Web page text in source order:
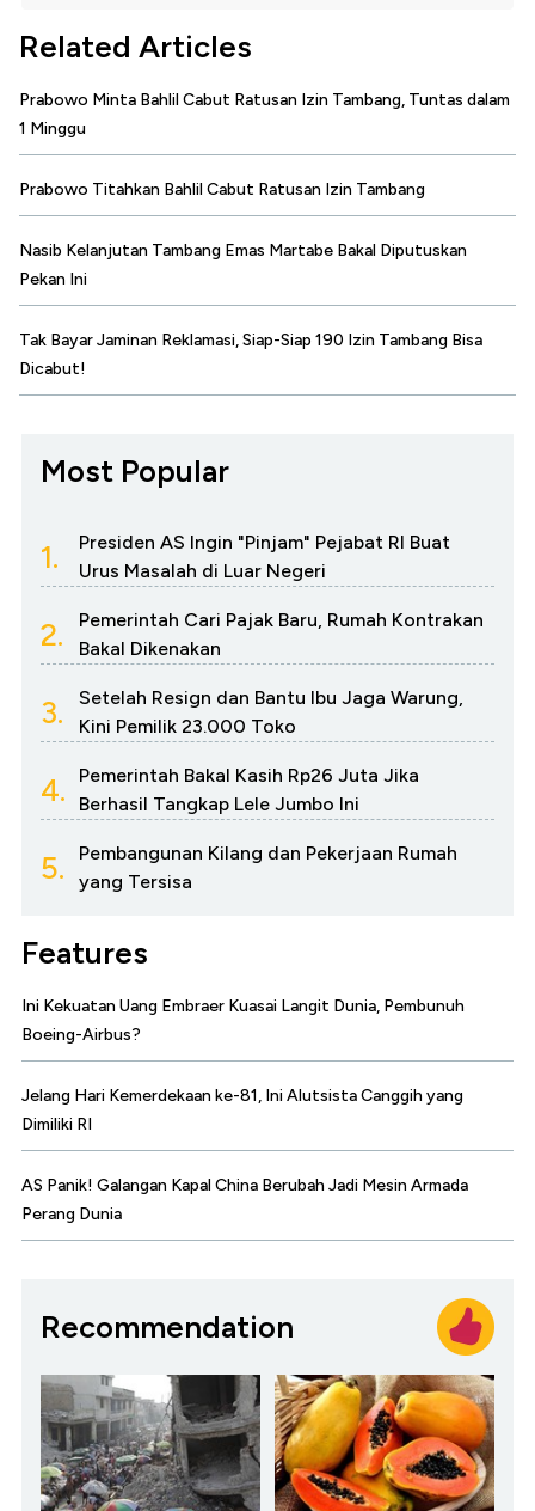
Related Articles
Prabowo Minta Bahlil Cabut Ratusan Izin Tambang, Tuntas dalam
1 Minggu
Prabowo Titahkan Bahlil Cabut Ratusan Izin Tambang
Nasib Kelanjutan Tambang Emas Martabe Bakal Diputuskan
Pekan Ini
Tak Bayar Jaminan Reklamasi, Siap-Siap 190 Izin Tambang Bisa
Dicabut!
Most Popular
1.
Presiden AS Ingin "Pinjam" Pejabat RI Buat
Urus Masalah di Luar Negeri
2.
Pemerintah Cari Pajak Baru, Rumah Kontrakan
Bakal Dikenakan
3.
Setelah Resign dan Bantu Ibu Jaga Warung,
Kini Pemilik 23.000 Toko
4.
Pemerintah Bakal Kasih Rp26 Juta Jika
Berhasil Tangkap Lele Jumbo Ini
5.
Pembangunan Kilang dan Pekerjaan Rumah
yang Tersisa
Features
Ini Kekuatan Uang Embraer Kuasai Langit Dunia, Pembunuh
Boeing-Airbus?
Jelang Hari Kemerdekaan ke-81, Ini Alutsista Canggih yang
Dimiliki RI
AS Panik! Galangan Kapal China Berubah Jadi Mesin Armada
Perang Dunia
Recommendation